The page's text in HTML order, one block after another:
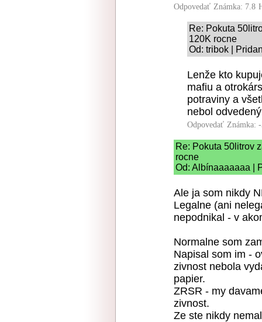
Odpovedať Známka: 7.8
Re: Pokuta
120K rocne
Od: tribok |
Lenže kto
mafiu a
potraviny a
nebol
Odpovedať Známka:
Re: Pokuta 50litrov
rocne
Od: Albínaaaaaaa |
Ale ja som nikdy
Legalne (ani
nepodnikal - v
Normalne som
Napisal som im -
zivnost nebola
papier.
ZRSR - my
zivnost.
Ze ste nikdy